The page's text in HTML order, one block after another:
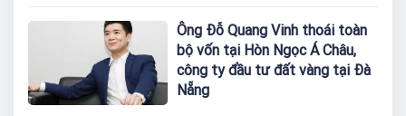
Ông Đỗ Quang Vinh thoái toàn
bộ vốn tại Hòn Ngọc Á Châu,
công ty đầu tư đất vàng tại Đà
Nẵng